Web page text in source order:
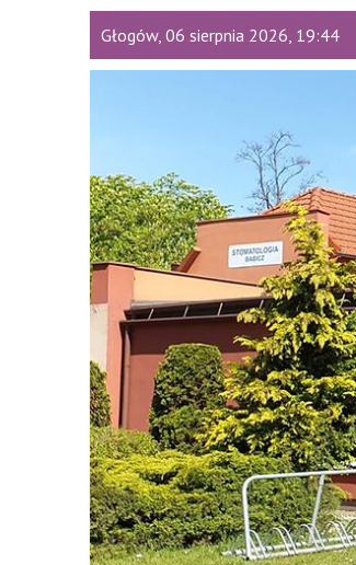
Głogów, 06 sierpnia 2026, 19:44